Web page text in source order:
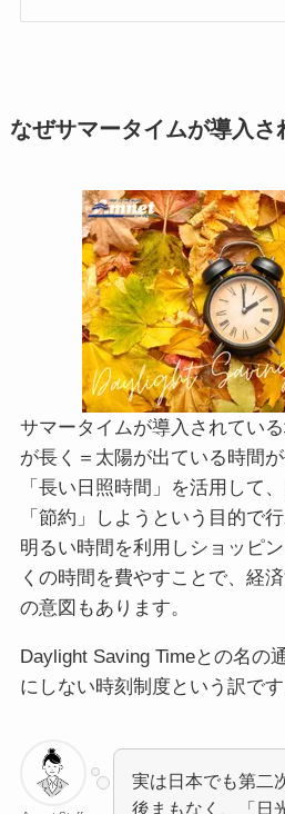
なぜサマータイムが導入さ
サマータイムが導入されてい
が長く＝太陽が出ている時間
「長い日照時間」を活用して
「節約」しようという目的で
明るい時間を利用しショッピ
くの時間を費やすことで、経
の意図もあります。
Daylight Saving Timeとの名の
にしない時刻制度という訳です
実は日本でも第二
後まもなく、「日